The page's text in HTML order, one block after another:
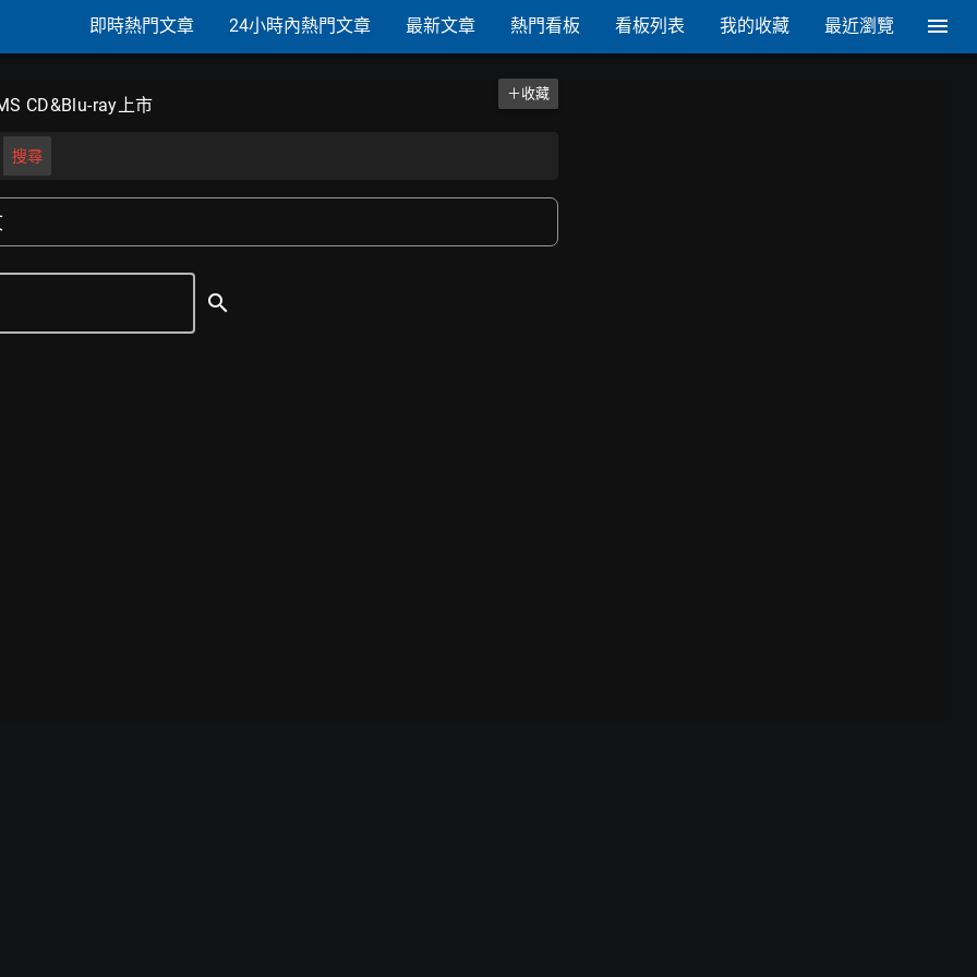
即時熱門文章 24小時內熱門文章 最新文章 熱門看板 看板列表 我的收藏 最近瀏覽
CD&Blu-ray上市
＋收藏
搜尋
search